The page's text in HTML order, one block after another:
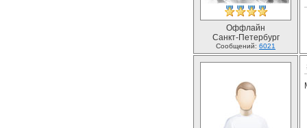
Оффлайн
Санкт-Петербург
Сообщений: 6021